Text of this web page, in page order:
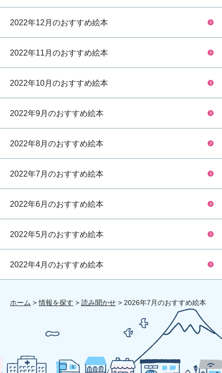
2022年12月のおすすめ絵本
2022年11月のおすすめ絵本
2022年10月のおすすめ絵本
2022年9月のおすすめ絵本
2022年8月のおすすめ絵本
2022年7月のおすすめ絵本
2022年6月のおすすめ絵本
2022年5月のおすすめ絵本
2022年4月のおすすめ絵本
ホーム >情報を探す > 読み聞かせ > 2026年7月のおすすめ絵本